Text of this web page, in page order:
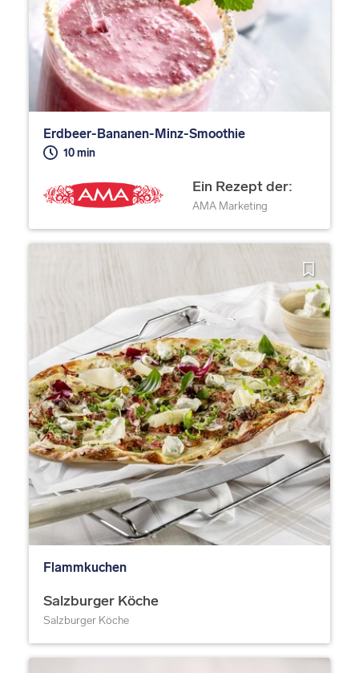
Erdbeer-Bananen-Minz-Smoothie
10 min
Ein Rezept der:
AMA Marketing
Flammkuchen
Salzburger Köche
Salzburger Köche